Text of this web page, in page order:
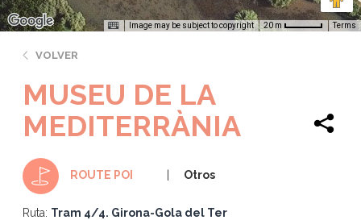
Image may be subject to copyright 20 m Terms
VOLVER
MUSEU DE LA
MEDITERRÀNIA
ROUTE POI Otros
Ruta: Tram 4/4. Girona-Gola del Ter